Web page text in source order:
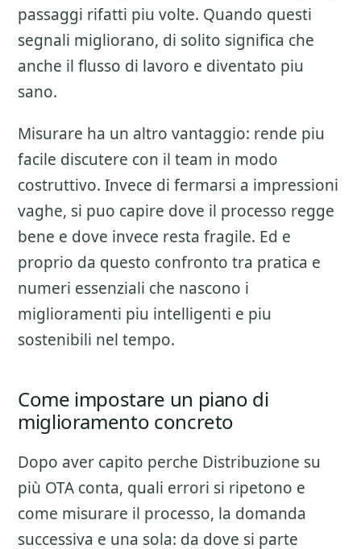
passaggi rifatti piu volte. Quando questi
segnali migliorano, di solito significa che
anche il flusso di lavoro e diventato piu
sano.
Misurare ha un altro vantaggio: rende piu
facile discutere con il team in modo
costruttivo. Invece di fermarsi a impressioni
vaghe, si puo capire dove il processo regge
bene e dove invece resta fragile. Ed e
proprio da questo confronto tra pratica e
numeri essenziali che nascono i
miglioramenti piu intelligenti e piu
sostenibili nel tempo.
Come impostare un piano di
miglioramento concreto
Dopo aver capito perche Distribuzione su
più OTA conta, quali errori si ripetono e
come misurare il processo, la domanda
successiva e una sola: da dove si parte